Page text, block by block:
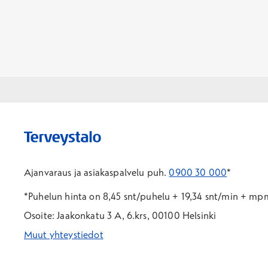
Ajanvaraus ja asiakaspalvelu puh. 0900 30 000*
*Puhelun hinta on 8,45 snt/puhelu + 19,34 snt/min +
Osoite: Jaakonkatu 3 A, 6.krs, 00100 Helsinki
Muut yhteystiedot